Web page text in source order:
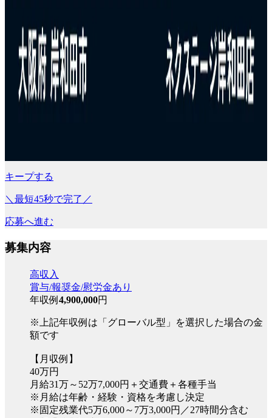
キープする
＼最短45秒で完了／
応募へ進む
募集内容
高収入
賞与/報奨金/慰労金あり
年収例 4,900,000円
※上記年収例は「グローバル型」を選択した場合の金
額です
【月収例】
40万円
月給31万～52万7,000円＋交通費＋各種手当
※月給は年齢・経験・資格を考慮し決定
※固定残業代5万6,000～7万3,000円／27時間分含む